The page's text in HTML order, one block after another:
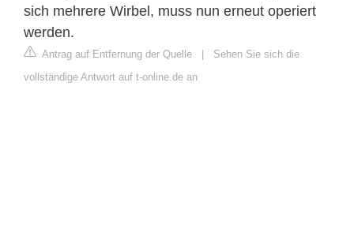
sich mehrere Wirbel, muss nun erneut operiert
werden.
Antrag auf Entfernung der Quelle | Sehen Sie sich die
vollständige Antwort auf t-online.de an